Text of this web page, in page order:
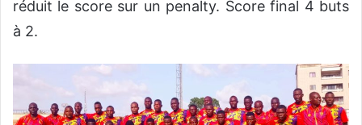
réduit le score sur un penalty. Score final 4 buts
à 2.